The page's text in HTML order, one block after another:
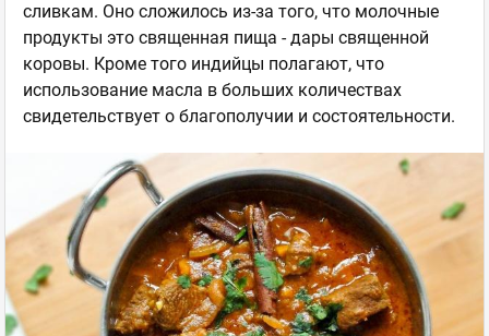
сливкам. Оно сложилось из-за того, что молочные
продукты это священная пища - дары священной
коровы. Кроме того индийцы полагают, что
использование масла в больших количествах
свидетельствует о благополучии и состоятельности.